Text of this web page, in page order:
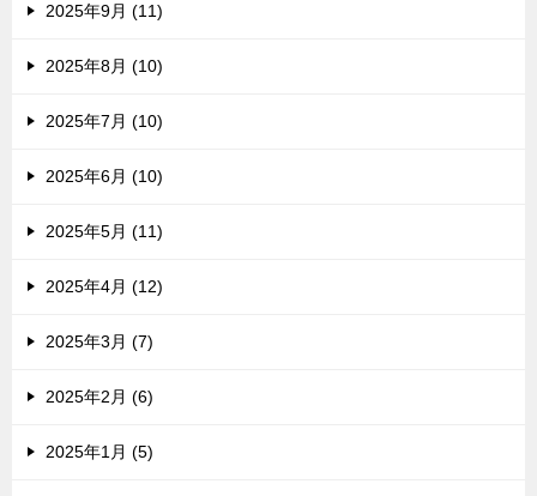
2025年9月 (11)
2025年8月 (10)
2025年7月 (10)
2025年6月 (10)
2025年5月 (11)
2025年4月 (12)
2025年3月 (7)
2025年2月 (6)
2025年1月 (5)